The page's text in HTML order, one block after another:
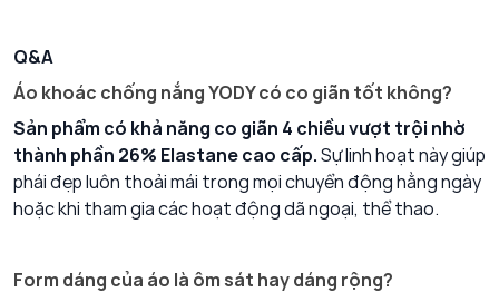
Q&A
Áo khoác chống nắng YODY có co giãn tốt không?
Sản phẩm có khả năng co giãn 4 chiều vượt trội nhờ
thành phần 26% Elastane cao cấp.Sự linh hoạt này giúp
phái đẹp luôn thoải mái trong mọi chuyển động hằng ngày
hoặc khi tham gia các hoạt động dã ngoại, thể thao.
Form dáng của áo là ôm sát hay dáng rộng?